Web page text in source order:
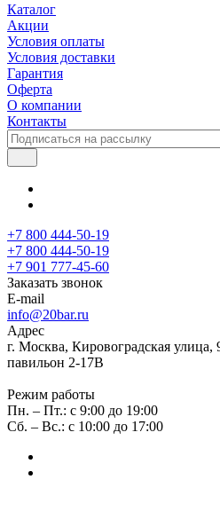
Каталог
Акции
Условия оплаты
Условия доставки
Гарантия
Оферта
О компании
Контакты
+7 800 444-50-19
+7 800 444-50-19
+7 901 777-45-60
Заказать звонок
E-mail
info@20bar.ru
Адрес
г. Москва, Кировоградская
павильон 2-17В
Режим работы
Пн. – Пт.: с 9:00 до 19:00
Сб. – Вс.: с 10:00 до 17:00